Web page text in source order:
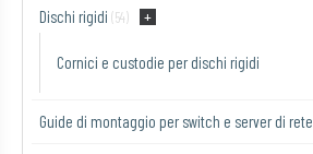
Dischi rigidi (54)
Cornici e custodie per dischi rigidi
Guide di montaggio per switch e server di rete